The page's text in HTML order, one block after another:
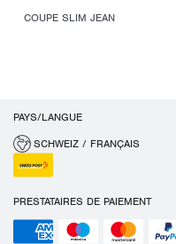
COUPE SLIM JEAN
PAYS/LANGUE
SCHWEIZ / FRANÇAIS
PRESTATAIRES DE PAIEMENT